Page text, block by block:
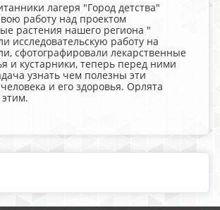
лагеря "Город детства"
работу над проектом
растения нашего региона "
исследовательскую работу на
сфотографировали лекарственные
и кустарники, теперь перед ними
узнать чем полезны эти
и его здоровья. Орлята